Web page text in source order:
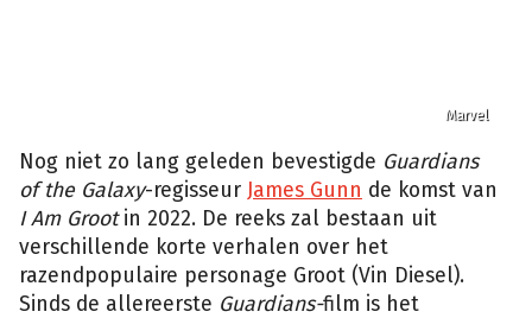
Marvel
Nog niet zo lang geleden bevestigde Guardians
of the Galaxy-regisseur James Gunn de komst van
I Am Grootin 2022. De reeks zal bestaan uit
verschillende korte verhalen over het
razendpopulaire personage Groot (Vin Diesel).
Sinds de allereerste Guardians-film is het